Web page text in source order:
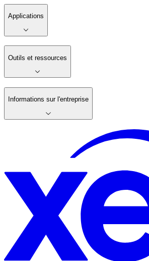
Applications
Outils et ressources
Informations sur l'entreprise